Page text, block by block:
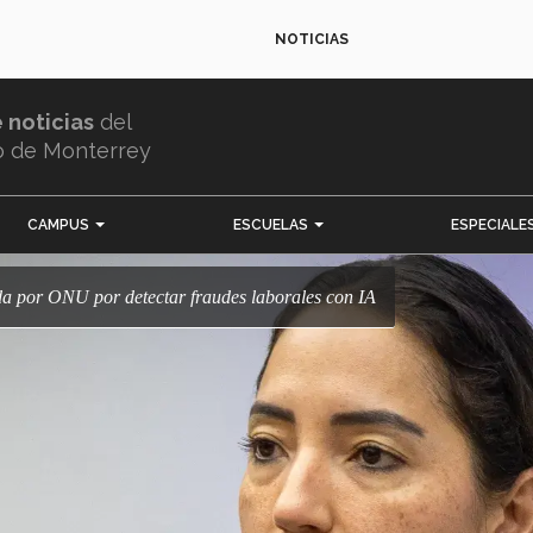
NOTICIAS
noticias del
de Monterrey
CAMPUS ESCUELAS
por ONU por detectar fraudes laborales con IA